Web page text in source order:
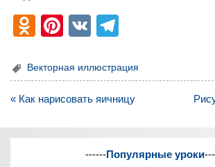
O
n
o
a
Pi
er
e
V
e
gr
Векторная иллюстрация
Навигация
записям
« Как нарисовать яичницу
------Популярные уроки